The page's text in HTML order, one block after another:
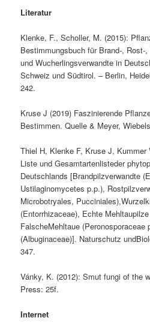
Literatur
Klenke, F., Scholler, M. (2015):
Bestimmungsbuch für Brand-, Rost-
und Wucherlingsverwandte in
Schweiz und Südtirol. – Berlin,
242.
Kruse J (2019) Faszinierende
Bestimmen. Quelle & Meyer,
Thiel H, Klenke F, Kruse J,
Liste und Gesamtartenlisteder
Deutschlands [Brandpilzverwandte
Ustilaginomycetes p.p.),
Microbotryales,
(Entorrhizaceae), Echte
FalscheMehltaue (Peronosporaceae
(Albuginaceae)]. Naturschutz
347.
Vánky, K. (2012): Smut fungi of the
Press: 25f.
Internet